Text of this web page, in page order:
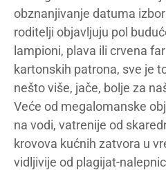
obznanjivanje datuma
roditelji objavljuju pol
lampioni, plava ili crvena
kartonskih patrona, sve je
nešto više, jače, bolje za
Veće od megalomanske
na vodi, vatrenije od
krovova kućnih zatvora u
vidljivije od plagijat-